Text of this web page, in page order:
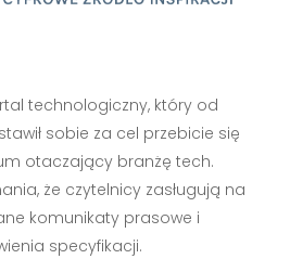
technologiczny, który od
sobie za cel przebicie się
otaczający branżę tech.
że czytelnicy zasługują na
komunikaty prasowe i
specyfikacji.